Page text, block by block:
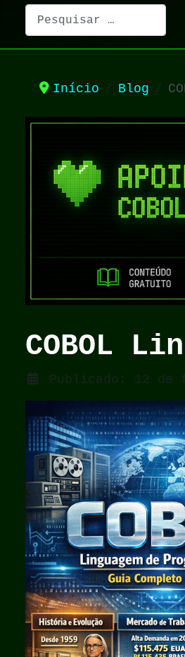
Pesquisar
Início Blog
COBOL
Detalhes
Publicado: 12 de